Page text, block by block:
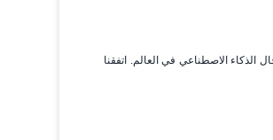
الذكاء الاصطناعي في العالم. اتفقنا